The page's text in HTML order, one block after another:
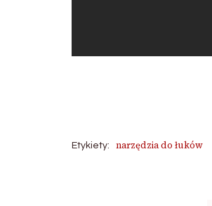
Etykiety: narzędzia do łuków